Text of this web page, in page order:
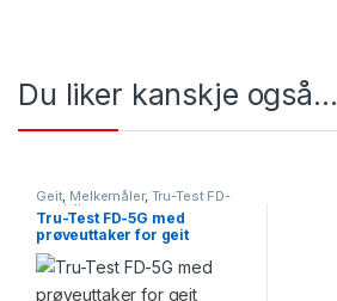
Du liker kanskje også…
Geit, Melkemåler, Tru-Test FD-
modell
Tru-Test FD-5G med
prøveuttaker for geit